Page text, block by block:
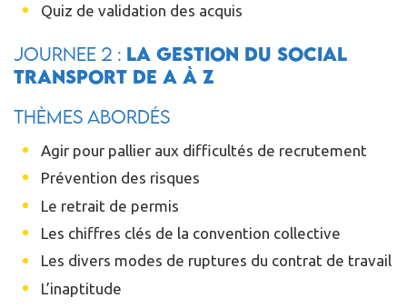
Quiz de validation des acquis
JOURNEE 2 : La gestion du social
transport de A à Z
Thèmes abordés
Agir pour pallier aux difficultés de recrutement
Prévention des risques
Le retrait de permis
Les chiffres clés de la convention collective
Les divers modes de ruptures du contrat de travail
L’inaptitude